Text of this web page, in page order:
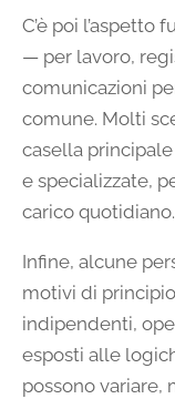
C’è poi l’aspetto
— per lavoro,
comunicazioni
comune. Molti
casella
e specializzate,
carico quotidiano.
Infine, alcune
motivi di
indipendenti,
esposti alle
possono variare,